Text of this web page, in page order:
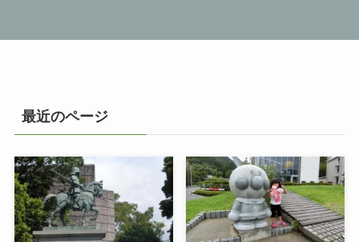
最近のページ